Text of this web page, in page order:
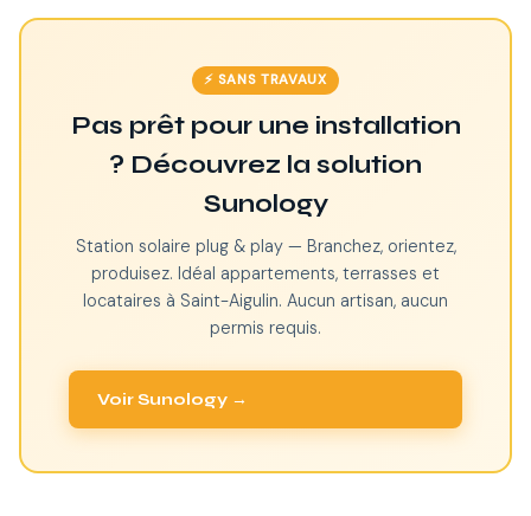
⚡ SANS TRAVAUX
Pas prêt pour une installation
? Découvrez la solution
Sunology
Station solaire plug & play — Branchez, orientez,
produisez. Idéal appartements, terrasses et
locataires à Saint-Aigulin. Aucun artisan, aucun
permis requis.
Voir Sunology →